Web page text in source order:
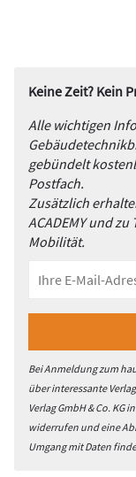
Keine Zeit? Kein
Alle wichtigen
gebündelt
Postfach.
Zusätzlich
ACADEMY und
Mobilität.
Bei Anmeldung zum
über interessante
Verlag GmbH & Co.
widerrufen und eine
Umgang mit Daten